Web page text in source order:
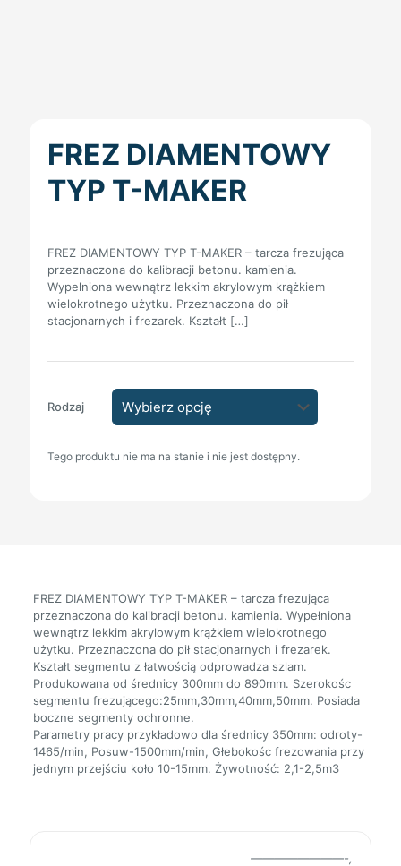
FREZ DIAMENTOWY
TYP T-MAKER
FREZ DIAMENTOWY TYP T-MAKER – tarcza frezująca
przeznaczona do kalibracji betonu. kamienia.
Wypełniona wewnątrz lekkim akrylowym krążkiem
wielokrotnego użytku. Przeznaczona do pił
stacjonarnych i frezarek. Kształt […]
Rodzaj
Tego produktu nie ma na stanie i nie jest dostępny.
FREZ DIAMENTOWY TYP T-MAKER – tarcza frezująca
przeznaczona do kalibracji betonu. kamienia. Wypełniona
wewnątrz lekkim akrylowym krążkiem wielokrotnego
użytku. Przeznaczona do pił stacjonarnych i frezarek.
Kształt segmentu z łatwością odprowadza szlam.
Produkowana od średnicy 300mm do 890mm. Szerokośc
segmentu frezującego:25mm,30mm,40mm,50mm. Posiada
boczne segmenty ochronne.
Parametry pracy przykładowo dla średnicy 350mm: odroty-
1465/min, Posuw-1500mm/min, Głebokośc frezowania przy
jednym przejściu koło 10-15mm. Żywotność: 2,1-2,5m3
————————-,